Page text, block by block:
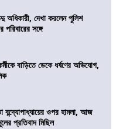
অধিকারী, দেখা করলেন পুলিশ
সঙ্গে
বাড়িতে ডেকে ধর্ষণের অভিযোগ,
বন্দ্যোপাধ্যায়ের ওপর হামলা, আজ
প্রতিবাদ মিছিল